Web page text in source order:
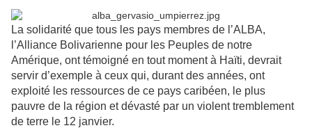
La solidarité que tous les pays membres de l’ALBA,
l’Alliance Bolivarienne pour les Peuples de notre
Amérique, ont témoigné en tout moment à Haïti, devrait
servir d’exemple à ceux qui, durant des années, ont
exploité les ressources de ce pays caribéen, le plus
pauvre de la région et dévasté par un violent tremblement
de terre le 12 janvier.